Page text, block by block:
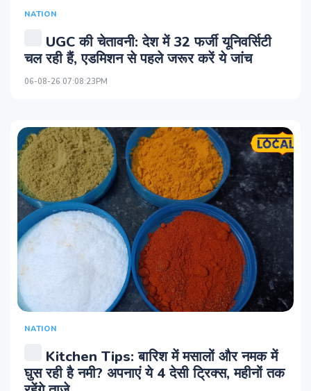
NATION
UGC की चेतावनी: देश में 32 फर्जी यूनिवर्सिटी
चल रही हैं, एडमिशन से पहले जरूर करें ये जांच
06-08-26 07:08:23PM
NATION
Kitchen Tips: बारिश में मसालों और नमक में
घुस रही है नमी? अपनाएं ये 4 देसी ट्रिक्स, महीनों तक